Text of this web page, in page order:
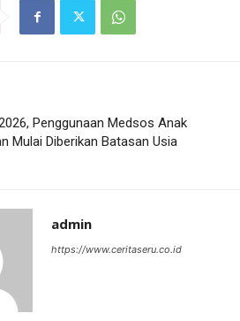
Penggunaan Medsos Anak
Mulai Diberikan Batasan Usia
admin
https://www.ceritaseru.co.id